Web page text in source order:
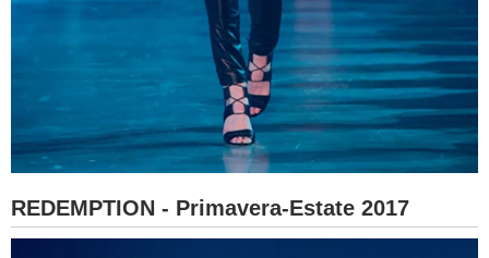
REDEMPTION - Primavera-Estate 2017